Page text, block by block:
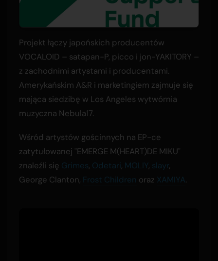
Projekt łączy japońskich producentów
VOCALOID – satapan-P, picco i jon-YAKITORY –
z zachodnimi artystami i producentami.
Amerykańskim A&R i marketingiem zajmuje się
mająca siedzibę w Los Angeles wytwórnia
muzyczna Nebula17.
Wśród artystów gościnnych na EP-ce
zatytułowanej "EMERGE M(HEART)DE MIKU"
znaleźli się Grimes, Odetari, MOLIY, slayr,
George Clanton, Frost Children oraz XAMIYA.